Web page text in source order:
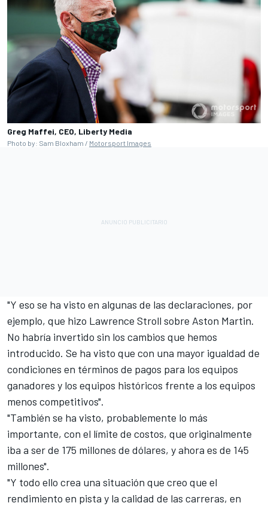
Greg Maffei, CEO, Liberty Media
Photo by: Sam Bloxham / Motorsport Images
"Y eso se ha visto en algunas de las declaraciones, por
ejemplo, que hizo Lawrence Stroll sobre Aston Martin.
No habría invertido sin los cambios que hemos
introducido. Se ha visto que con una mayor igualdad de
condiciones en términos de pagos para los equipos
ganadores y los equipos históricos frente a los equipos
menos competitivos".
"También se ha visto, probablemente lo más
importante, con el límite de costos, que originalmente
iba a ser de 175 millones de dólares, y ahora es de 145
millones".
"Y todo ello crea una situación que creo que el
rendimiento en pista y la calidad de las carreras, en